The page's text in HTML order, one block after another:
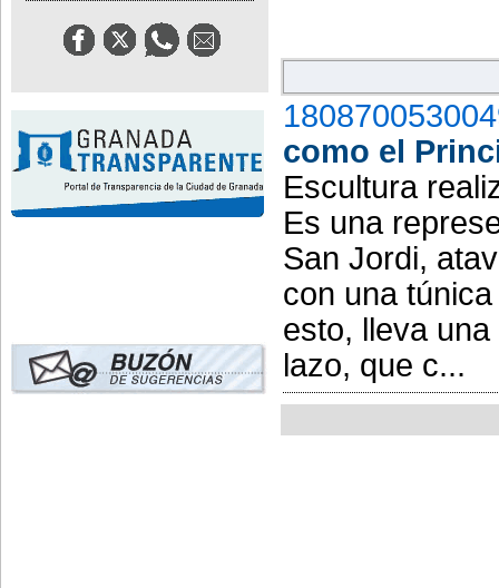
como el
Escultura
Es una
San Jordi,
con una
esto, lleva
lazo, que c...